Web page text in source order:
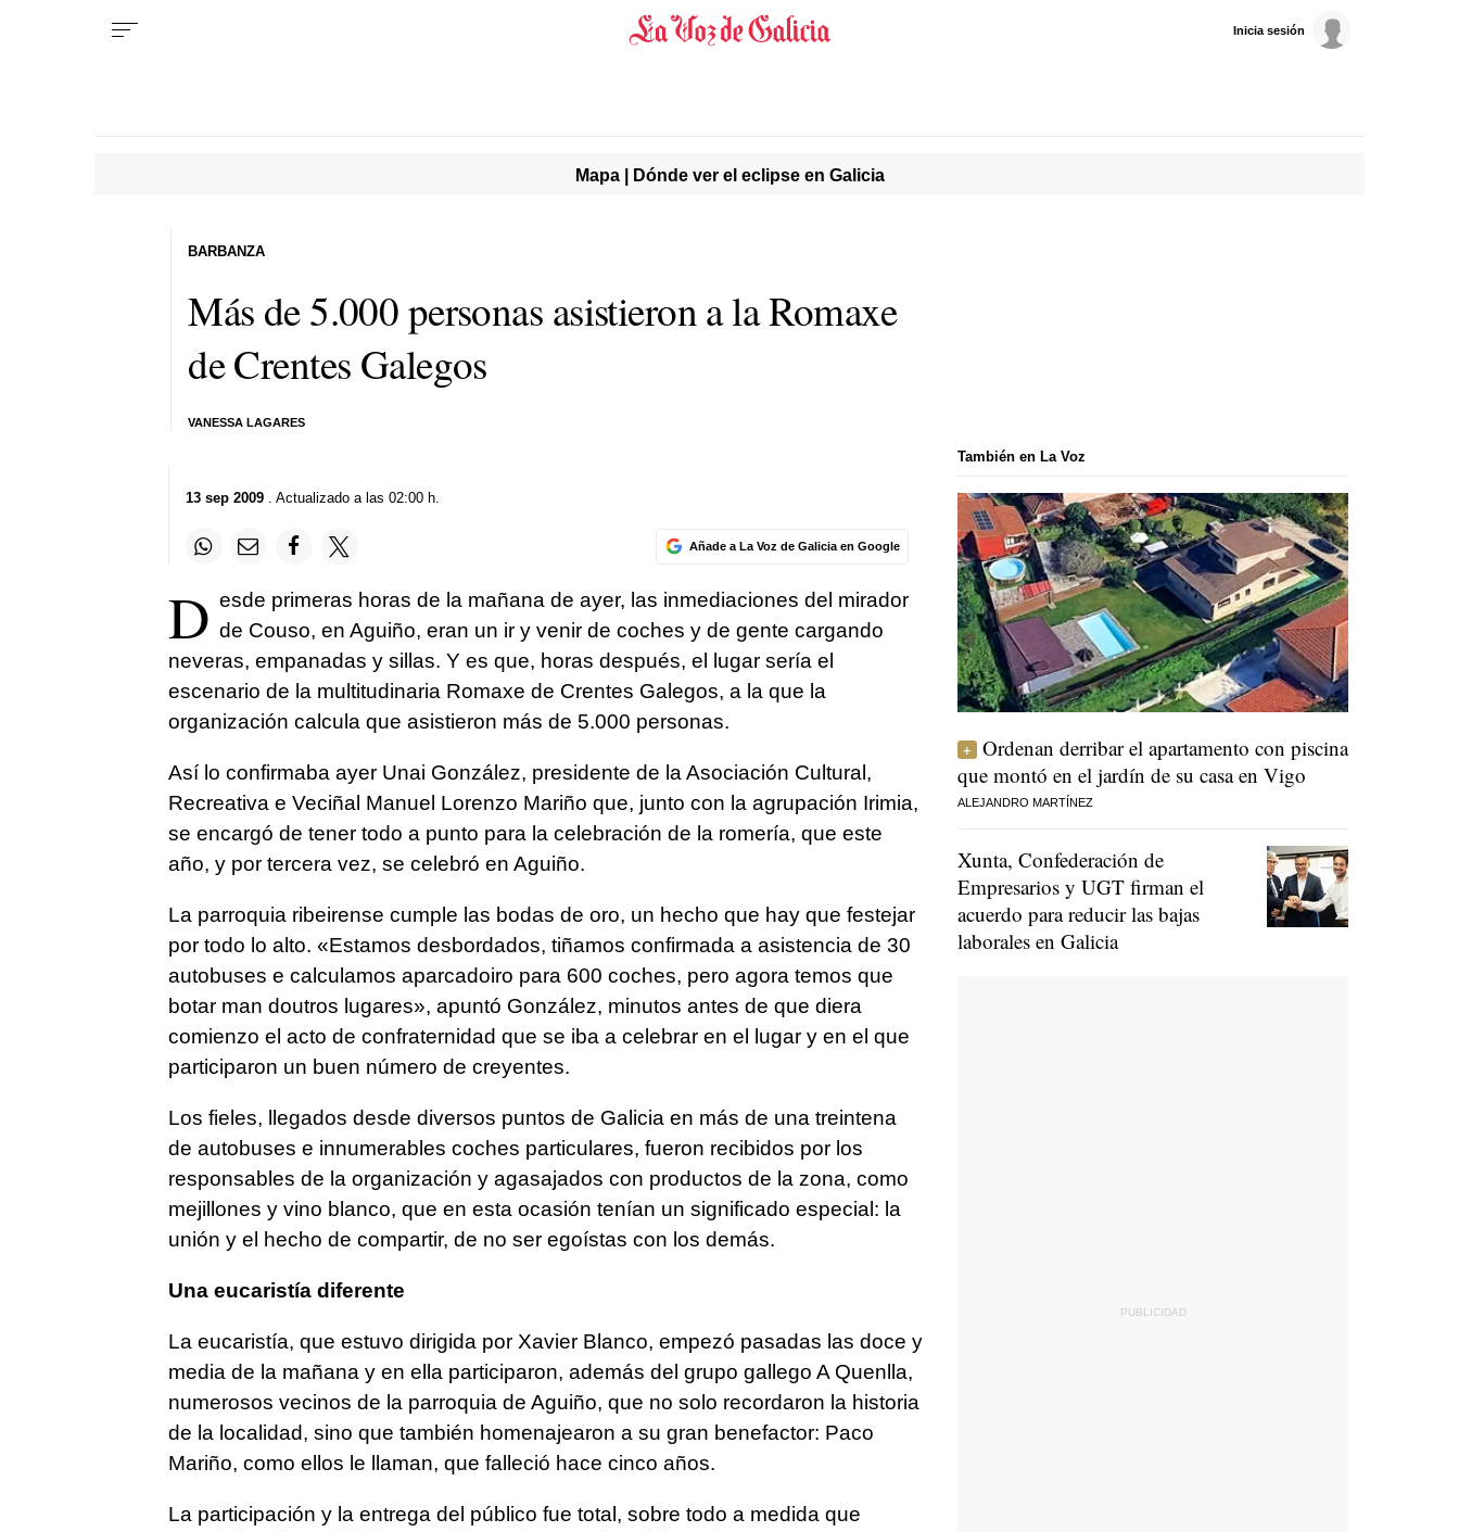
Inicia sesión
Mapa | Dónde ver el eclipse en Galicia
Más de 5.000 personas asistieron a la Romaxe
de Crentes Galegos
VANESSA LAGARES
BARBANZA
13 sep 2009. Actualizado a las 02:00 h.
Añade a La Voz de Galicia en Google
D esde primeras horas de la mañana de ayer, las inmediaciones del mirador
de Couso, en Aguiño, eran un ir y venir de coches y de gente cargando
neveras, empanadas y sillas. Y es que, horas después, el lugar sería el
escenario de la multitudinaria Romaxe de Crentes Galegos, a la que la
organización calcula que asistieron más de 5.000 personas.
Así lo confirmaba ayer Unai González, presidente de la Asociación Cultural,
Recreativa e Veciñal Manuel Lorenzo Mariño que, junto con la agrupación Irimia,
se encargó de tener todo a punto para la celebración de la romería, que este
año, y por tercera vez, se celebró en Aguiño.
La parroquia ribeirense cumple las bodas de oro, un hecho que hay que festejar
por todo lo alto. «Estamos desbordados, tiñamos confirmada a asistencia de 30
autobuses e calculamos aparcadoiro para 600 coches, pero agora temos que
botar man doutros lugares», apuntó González, minutos antes de que diera
comienzo el acto de confraternidad que se iba a celebrar en el lugar y en el que
participaron un buen número de creyentes.
Los fieles, llegados desde diversos puntos de Galicia en más de una treintena
de autobuses e innumerables coches particulares, fueron recibidos por los
responsables de la organización y agasajados con productos de la zona, como
mejillones y vino blanco, que en esta ocasión tenían un significado especial: la
unión y el hecho de compartir, de no ser egoístas con los demás.
Una eucaristía diferente
La eucaristía, que estuvo dirigida por Xavier Blanco, empezó pasadas las doce y
media de la mañana y en ella participaron, además del grupo gallego A Quenlla,
numerosos vecinos de la parroquia de Aguiño, que no solo recordaron la historia
de la localidad, sino que también homenajearon a su gran benefactor: Paco
Mariño, como ellos le llaman, que falleció hace cinco años.
La participación y la entrega del público fue total, sobre todo a medida que
También en La Voz
Ordenan derribar el apartamento con piscina
que montó en el jardín de su casa en Vigo
ALEJANDRO MARTÍNEZ
Xunta, Confederación de
Empresarios y UGT firman el
acuerdo para reducir las bajas
laborales en Galicia